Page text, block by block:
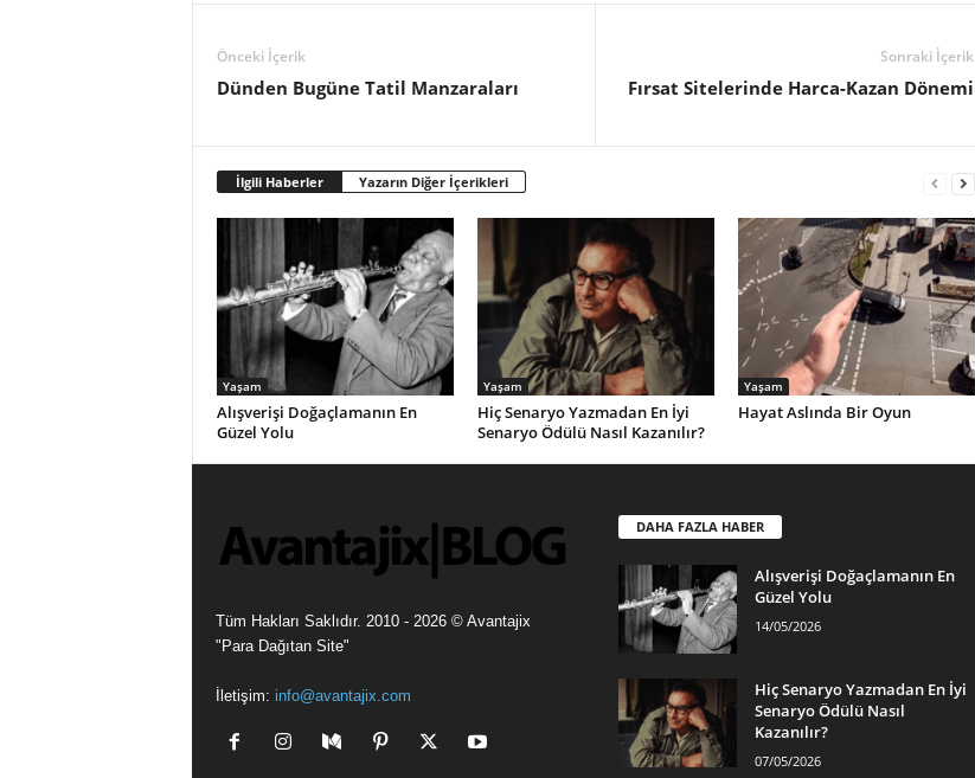
Önceki İçerik
Dünden Bugüne Tatil Manzaraları
Sonraki İçerik
Fırsat Sitelerinde Harca-Kazan Dönemi
İlgili Haberler Yazarın Diğer İçerikleri
Yaşam
Alışverişi Doğaçlamanın En
Güzel Yolu
Yaşam
Hiç Senaryo Yazmadan En İyi
Senaryo Ödülü Nasıl Kazanılır?
Yaşam
Hayat Aslında Bir Oyun
Tüm Hakları Saklıdır. 2010 - 2026 © Avantajix
"Para Dağıtan Site"
İletişim: info@avantajix.com
DAHA FAZLA HABER
Alışverişi Doğaçlamanın En
Güzel Yolu
14/05/2026
Hiç Senaryo Yazmadan En İyi
Senaryo Ödülü Nasıl
Kazanılır?
07/05/2026